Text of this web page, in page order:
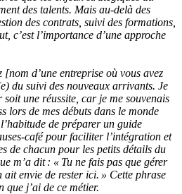
des talents. Mais au-delà des
des contrats, suivi des formations,
c’est l’importance d’une approche
d’une entreprise où vous avez
du suivi des nouveaux arrivants. Je
une réussite, car je me souvenais
lors de mes débuts dans le monde
de préparer un guide
café pour faciliter l’intégration et
de chacun pour les petits détails du
m’a dit : « Tu ne fais pas que gérer
ait envie de rester ici. » Cette phrase
que j’ai de ce métier.